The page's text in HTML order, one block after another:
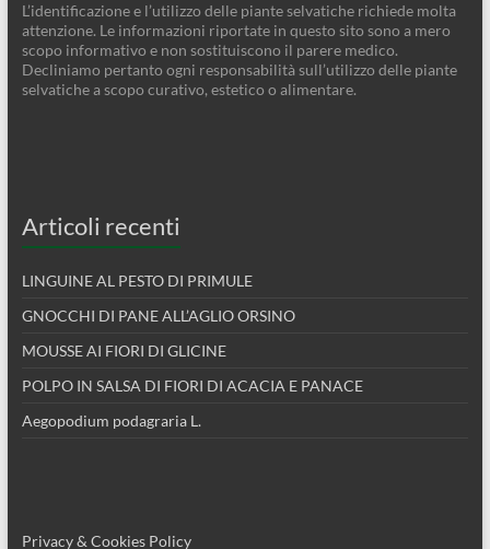
L’identificazione e l’utilizzo delle piante selvatiche richiede molta
attenzione. Le informazioni riportate in questo sito sono a mero
scopo informativo e non sostituiscono il parere medico.
Decliniamo pertanto ogni responsabilità sull’utilizzo delle piante
selvatiche a scopo curativo, estetico o alimentare.
Articoli recenti
LINGUINE AL PESTO DI PRIMULE
GNOCCHI DI PANE ALL’AGLIO ORSINO
MOUSSE AI FIORI DI GLICINE
POLPO IN SALSA DI FIORI DI ACACIA E PANACE
Aegopodium podagraria L.
Privacy & Cookies Policy